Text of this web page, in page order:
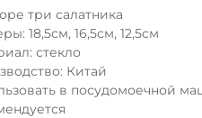
стекло
Прозрачный
б/
уп
0616-
1
три салатника
18,5см, 16,5см, 12,5см
стекло
Китай
в посудомоечной